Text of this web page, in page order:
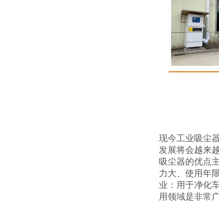
现今工业吸尘
发展将会越来
吸尘器的优点
力大、使用年
业：用于净化
用领域是非常